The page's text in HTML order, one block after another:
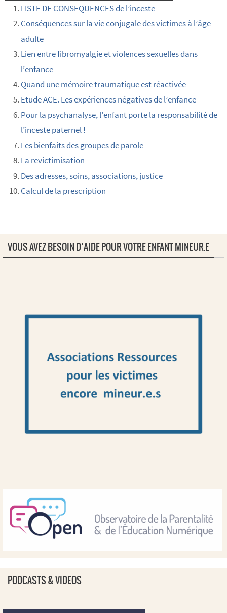
LISTE DE CONSEQUENCES de l’inceste
Conséquences sur la vie conjugale des victimes à l’âge
adulte
Lien entre fibromyalgie et violences sexuelles dans
l’enfance
Quand une mémoire traumatique est réactivée
Etude ACE. Les expériences négatives de l’enfance
Pour la psychanalyse, l’enfant porte la responsabilité de
l’inceste paternel !
Les bienfaits des groupes de parole
La revictimisation
Des adresses, soins, associations, justice
Calcul de la prescription
VOUS AVEZ BESOIN D’AIDE POUR VOTRE ENFANT MINEUR.E
PODCASTS & VIDEOS